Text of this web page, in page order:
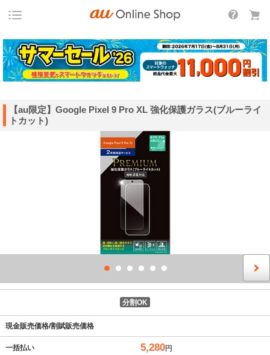
【au限定】Google Pixel 9 Pro XL 強化保護ガラス(ブルーライ
トカット)
分割OK
現金販売価格/割賦販売価格
一括払い 5,280円